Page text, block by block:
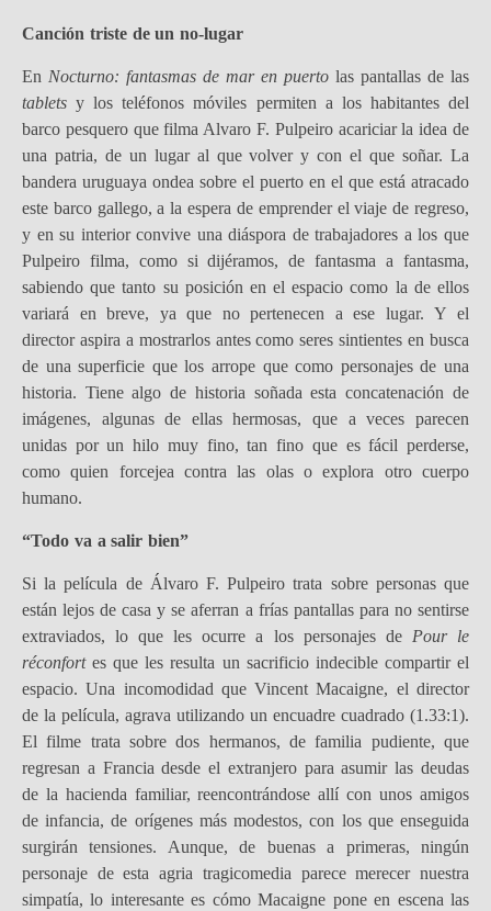
Canción triste de un no-lugar
En Nocturno: fantasmas de mar en puerto las pantallas de las
tabletsy los teléfonos móviles permiten a los habitantes del
barco pesquero que filma Alvaro F. Pulpeiro acariciar la idea de
una patria, de un lugar al que volver y con el que soñar. La
bandera uruguaya ondea sobre el puerto en el que está atracado
este barco gallego, a la espera de emprender el viaje de regreso,
y en su interior convive una diáspora de trabajadores a los que
Pulpeiro filma, como si dijéramos, de fantasma a fantasma,
sabiendo que tanto su posición en el espacio como la de ellos
variará en breve, ya que no pertenecen a ese lugar. Y el
director aspira a mostrarlos antes como seres sintientes en busca
de una superficie que los arrope que como personajes de una
historia. Tiene algo de historia soñada esta concatenación de
imágenes, algunas de ellas hermosas, que a veces parecen
unidas por un hilo muy fino, tan fino que es fácil perderse,
como quien forcejea contra las olas o explora otro cuerpo
humano.
“Todo va a salir bien”
Si la película de Álvaro F. Pulpeiro trata sobre personas que
están lejos de casa y se aferran a frías pantallas para no sentirse
extraviados, lo que les ocurre a los personajes de Pour le
réconfortes que les resulta un sacrificio indecible compartir el
espacio. Una incomodidad que Vincent Macaigne, el director
de la película, agrava utilizando un encuadre cuadrado (1.33:1).
El filme trata sobre dos hermanos, de familia pudiente, que
regresan a Francia desde el extranjero para asumir las deudas
de la hacienda familiar, reencontrándose allí con unos amigos
de infancia, de orígenes más modestos, con los que enseguida
surgirán tensiones. Aunque, de buenas a primeras, ningún
personaje de esta agria tragicomedia parece merecer nuestra
simpatía, lo interesante es cómo Macaigne pone en escena las